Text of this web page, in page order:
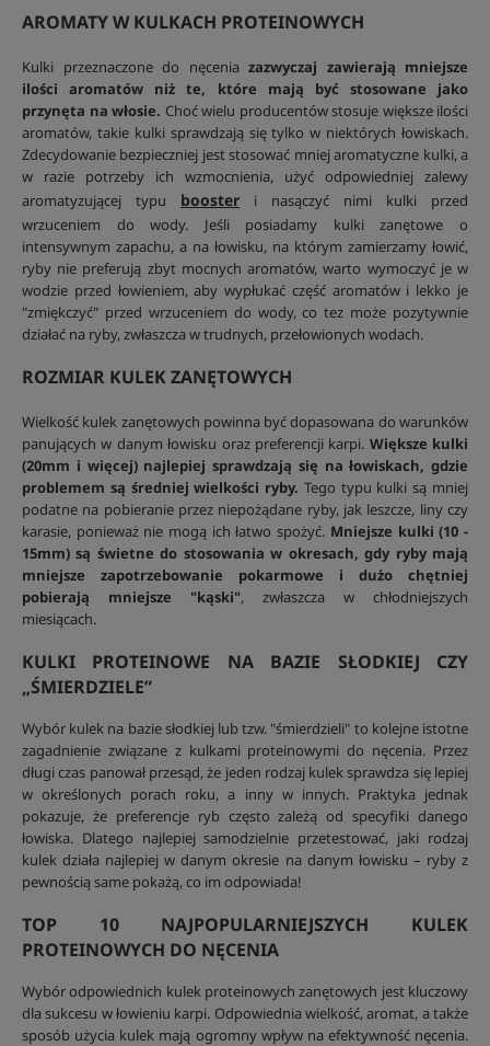
AROMATY W KULKACH PROTEINOWYCH
Kulki przeznaczone do nęceniazazwyczaj zawierają mniejsze
ilości aromatów niż te, które mają być stosowane jako
przynęta na włosie. Choć wielu producentów stosuje większe ilości
aromatów, takie kulki sprawdzają się tylko w niektórych łowiskach.
Zdecydowanie bezpieczniej jest stosować mniej aromatyczne kulki, a
w razie potrzeby ich wzmocnienia, użyć odpowiedniej zalewy
aromatyzującej typu booster i nasączyć nimi kulki przed
wrzuceniem do wody. Jeśli posiadamy kulki zanętowe o
intensywnym zapachu, a na łowisku, na którym zamierzamy łowić,
ryby nie preferują zbyt mocnych aromatów, warto wymoczyć je w
wodzie przed łowieniem, aby wypłukać część aromatów i lekko je
"zmiękczyć" przed wrzuceniem do wody, co tez może pozytywnie
działać na ryby, zwłaszcza w trudnych, przełowionych wodach.
ROZMIAR KULEK ZANĘTOWYCH
Wielkość kulek zanętowych powinna być dopasowana do warunków
panujących w danym łowisku oraz preferencji karpi. Większe kulki
(20mm i więcej) najlepiej sprawdzają się na łowiskach, gdzie
problemem są średniej wielkości ryby. Tego typu kulki są mniej
podatne na pobieranie przez niepożądane ryby, jak leszcze, liny czy
karasie, ponieważ nie mogą ich łatwo spożyć. Mniejsze kulki (10 -
15mm) są świetne do stosowania w okresach, gdy ryby mają
mniejsze zapotrzebowanie pokarmowe i dużo chętniej
pobierają mniejsze "kąski", zwłaszcza w chłodniejszych
miesiącach.
KULKI PROTEINOWE NA BAZIE SŁODKIEJ CZY
„ŚMIERDZIELE”
Wybór kulek na bazie słodkiej lub tzw. "śmierdzieli" to kolejne istotne
zagadnienie związane z kulkami proteinowymi do nęcenia. Przez
długi czas panował przesąd, że jeden rodzaj kulek sprawdza się lepiej
w określonych porach roku, a inny w innych. Praktyka jednak
pokazuje, że preferencje ryb często zależą od specyfiki danego
łowiska. Dlatego najlepiej samodzielnie przetestować, jaki rodzaj
kulek działa najlepiej w danym okresie na danym łowisku – ryby z
pewnością same pokażą, co im odpowiada!
TOP 10 NAJPOPULARNIEJSZYCH KULEK
PROTEINOWYCH DO NĘCENIA
Wybór odpowiednich kulek proteinowych zanętowych jest kluczowy
dla sukcesu w łowieniu karpi. Odpowiednia wielkość, aromat, a także
sposób użycia kulek mają ogromny wpływ na efektywność nęcenia.